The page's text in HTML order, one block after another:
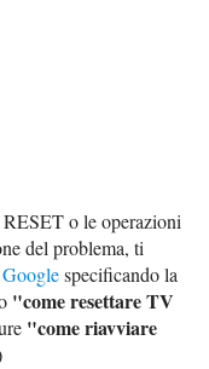
o le operazioni
del problema, ti
specificando la
"come resettare TV
"come riavviare